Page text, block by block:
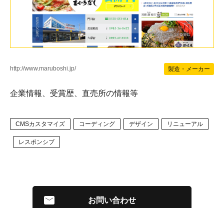
http://www.maruboshi.jp/ 製造・メーカー
企業情報、受賞歴、直売所の情報等
CMSカスタマイズ コーディング デザイン リニューアル
レスポンシブ
お問い合わせ